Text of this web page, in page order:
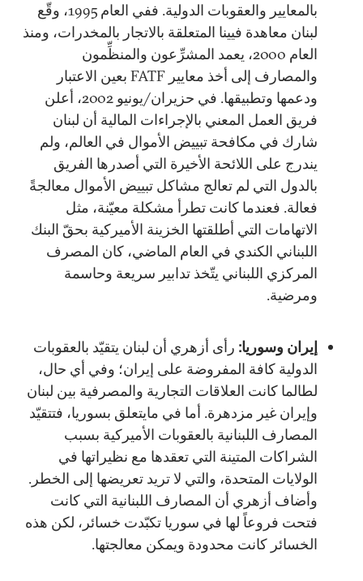
بالمعايير والعقوبات الدولية. ففي العام 1995، وقّع
لبنان معاهدة فيينا المتعلقة بالاتجار بالمخدرات، ومنذ
العام 2000، يعمد المشرِّعون والمنظِّمون
والمصارف إلى أخذ معايير FATF بعين الاعتبار
ودعمها وتطبيقها. في حزيران/يونيو 2002، أعلن
فريق العمل المعني بالإجراءات المالية أن لبنان
شارك في مكافحة تبييض الأموال في العالم، ولم
يندرج على اللائحة الأخيرة التي أصدرها الفريق
بالدول التي لم تعالج مشاكل تبييض الأموال معالجةً
فعالة. فعندما كانت تطرأ مشكلة معيّنة، مثل
الاتهامات التي أطلقتها الخزينة الأميركية بحقّ البنك
اللبناني الكندي في العام الماضي، كان المصرف
المركزي اللبناني يتّخذ تدابير سريعة وحاسمة
ومرضية.
إيران وسوريا: رأى أزهري أن لبنان يتقيّد بالعقوبات
الدولية كافة المفروضة على إيران؛ وفي أي حال،
لطالما كانت العلاقات التجارية والمصرفية بين لبنان
وإيران غير مزدهرة. أما في مايتعلق بسوريا، فتتقيّد
المصارف اللبنانية بالعقوبات الأميركية بسبب
الشراكات المتينة التي تعقدها مع نظيراتها في
الولايات المتحدة، والتي لا تريد تعريضها إلى الخطر.
وأضاف أزهري أن المصارف اللبنانية التي كانت
فتحت فروعاً لها في سوريا تكبّدت خسائر، لكن هذه
الخسائر كانت محدودة ويمكن معالجتها.